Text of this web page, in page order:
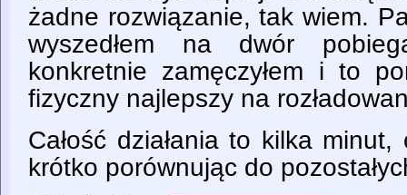
żadne rozwiązanie, tak wiem.
wyszedłem na dwór
konkretnie zamęczyłem i to
fizyczny najlepszy na
Całość działania to kilka
krótko porównując do